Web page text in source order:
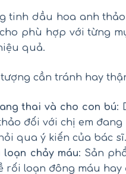
tinh dầu hoa anh
phù hợp với từng
quả.
tượng cần tránh hay
thai và cho con bú:
đối với chị em
qua ý kiến của bác sĩ.
loạn chảy máu: Sản
rối loạn đông máu